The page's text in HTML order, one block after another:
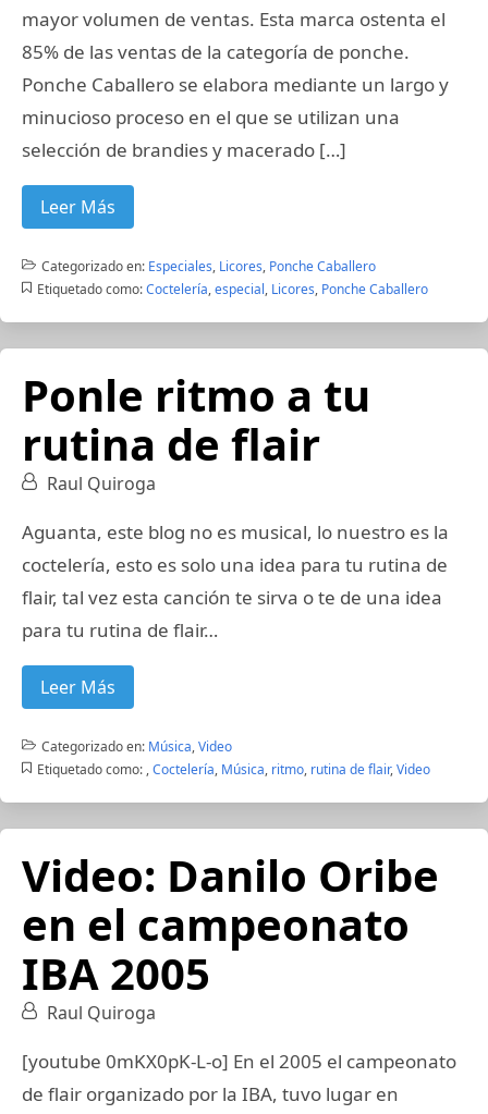
mayor volumen de ventas. Esta marca ostenta el
85% de las ventas de la categoría de ponche.
Ponche Caballero se elabora mediante un largo y
minucioso proceso en el que se utilizan una
selección de brandies y macerado […]
Leer Más
Categorizado en: Especiales, Licores, Ponche Caballero
Etiquetado como: Coctelería,especial, Licores, Ponche Caballero
Ponle ritmo a tu
rutina de flair
Raul Quiroga
Aguanta, este blog no es musical, lo nuestro es la
coctelería, esto es solo una idea para tu rutina de
flair, tal vez esta canción te sirva o te de una idea
para tu rutina de flair…
Leer Más
Categorizado en: Música,Video
Etiquetado como: ,Coctelería, Música, ritmo, rutina de flair,Video
Video: Danilo Oribe
en el campeonato
IBA 2005
Raul Quiroga
[youtube 0mKX0pK-L-o] En el 2005 el campeonato
de flair organizado por la IBA, tuvo lugar en